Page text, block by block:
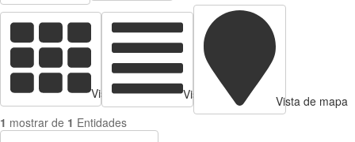
Vista de tarjetas Vista de Tabla
Vista de mapa
1 mostrar de 1 Entidades